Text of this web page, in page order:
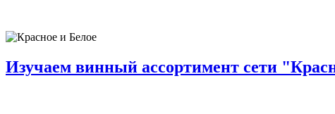
Изучаем винный ассортимент сети